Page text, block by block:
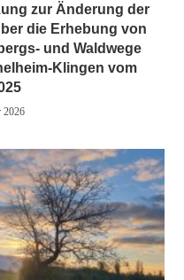
zur Änderung der
die Erhebung von
und Waldwege
Klingen vom
2026